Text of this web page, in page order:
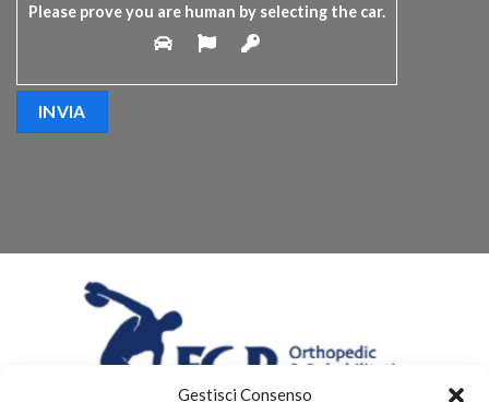
Gestisci Consenso
Please prove you are human by selecting the car.